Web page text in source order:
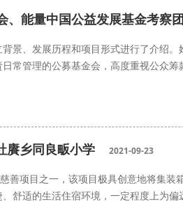
、能量中国公益发展基金考察团
景、发展历程和项目形式进行了介绍。
常管理的公募基金会，高度重视公众筹
賡乡同良畈小学 2021-09-23
善项目之一，该项目极具创意地将集装
舒适的生活住宿环境，一定程度上为偏